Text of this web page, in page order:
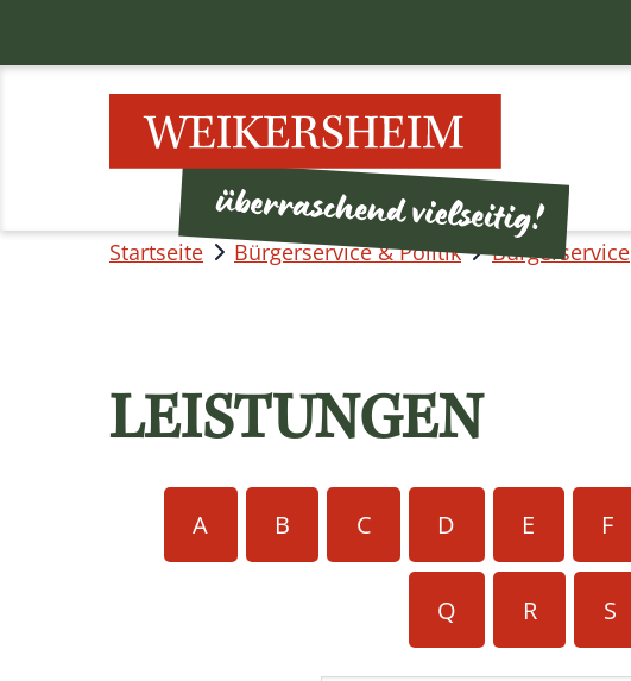
Startseite Bürgerservice & Politik Bürgerservice
LEISTUNGEN
A B C D E F
Q R S